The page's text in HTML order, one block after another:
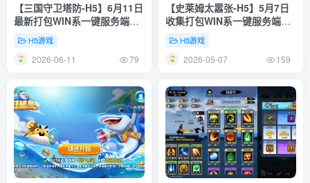
【三国守卫塔防-H5】6月11日
最新打包WIN系一键服务端
+Linux手工端-三网塔防H5游
戏-带详细文本搭建教程-上传
网站即玩
H5游戏
2026-06-11 79
【史莱姆太嚣张-H5】5月7日
收集打包WIN系一键服务端
+Linux手工端-三网休闲闯关
H5游戏-带详细搭建教程-上传
网站即玩
H5游戏
2026-05-07 159